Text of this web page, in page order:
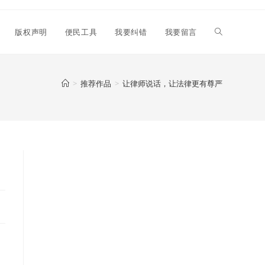
版权声明 便民工具 我要纠错 我要留言 Toggle
> 推荐作品 > 让律师说话，让法律更有尊严